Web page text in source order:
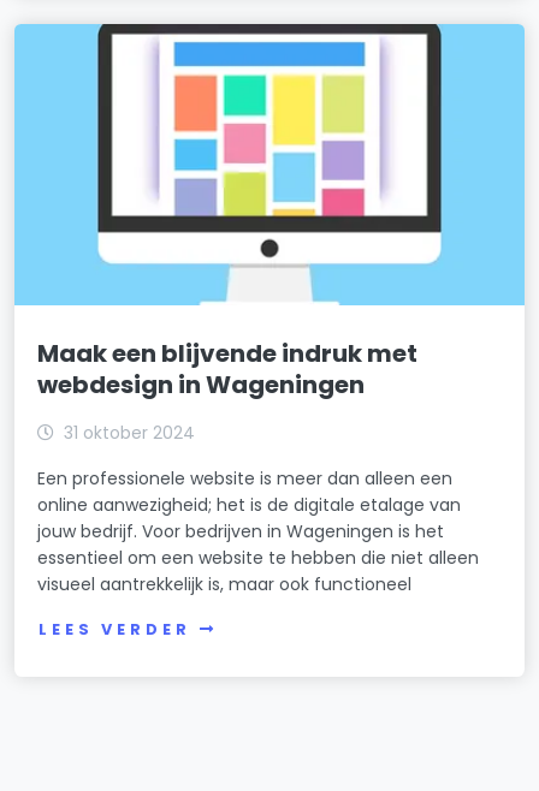
Maak een blijvende indruk met
webdesign in Wageningen
31 oktober 2024
Een professionele website is meer dan alleen een
online aanwezigheid; het is de digitale etalage van
jouw bedrijf. Voor bedrijven in Wageningen is het
essentieel om een website te hebben die niet alleen
visueel aantrekkelijk is, maar ook functioneel
LEES VERDER